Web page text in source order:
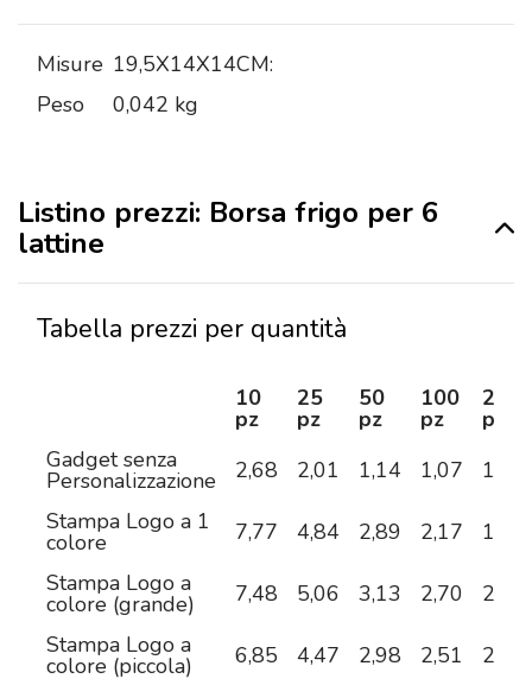
Misure 19,5X14X14CM:
Peso
0,042 kg
Listino prezzi: Borsa frigo per 6
lattine
Tabella prezzi per quantità
10
pz
25
pz
50
pz
100
pz
250
pz
Gadget senza
Personalizzazione 2,68 2,01 1,14 1,07
1,04
Stampa Logo a 1
colore 7,77 4,84 2,89 2,17
1,80
Stampa Logo a
colore (grande) 7,48 5,06 3,13 2,70
2,46
Stampa Logo a
colore (piccola) 6,85 4,47 2,98 2,51 2,23